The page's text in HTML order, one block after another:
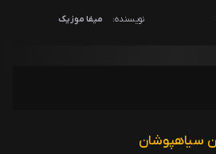
نویسنده: میفا موزیک
سیاهپوشان